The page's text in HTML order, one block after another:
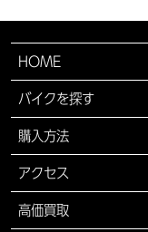
HOME
バイクを探す
購入方法
アクセス
高価買取